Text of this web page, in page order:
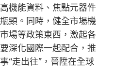
機能資料、焦點元器件
頸。同時，健全市場機
場等政策東西，激起各
深化國際一起配合，推
“走出往”，晉陞在全球